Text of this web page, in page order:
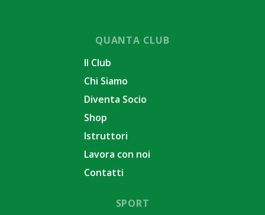
QUANTA CLUB
Il Club
Chi Siamo
Diventa Socio
Shop
Istruttori
Lavora con noi
Contatti
SPORT